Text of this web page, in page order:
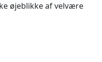
øjeblikke af velvære